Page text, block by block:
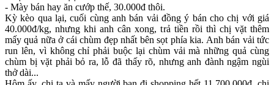
- Mày bán hay ăn cướp thế, 30.000đ thôi.
Kỳ kèo qua lại, cuối cùng anh bán vải đồng ý bán cho chị với giá
40.000đ/kg, nhưng khi anh cân xong, trả tiền rồi thì chị vặt thêm
mấy quả nữa ở cái chùm đẹp nhất bên sọt phía kia. Anh bán vải tức
run lên, vì không chỉ phải buộc lại chùm vải mà những quả cùng
chùm bị vặt phải bỏ ra, lỗ đã thấy rõ, nhưng anh đành ngậm ngùi
thở dài...